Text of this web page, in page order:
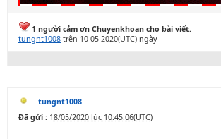
1 người cảm ơn Chuyenkhoan cho bài viết.
tungnt1008 trên 10-05-2020(UTC) ngày
tungnt1008
Đã gửi : 18/05/2020 lúc 10:45:06(UTC)